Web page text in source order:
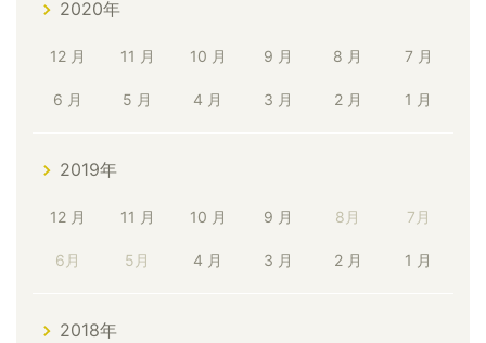
2020年
12 月 11 月 10 月 9 月 8 月 7 月
6 月 5 月 4 月 3 月 2 月 1 月
2019年
12 月 11 月 10 月 9 月 8月 7月
6月 5月 4 月 3 月 2 月 1 月
2018年